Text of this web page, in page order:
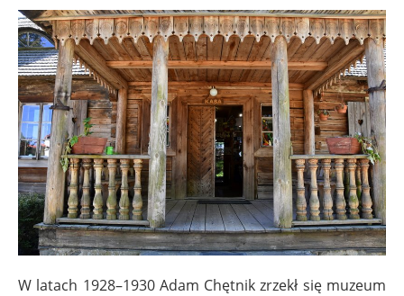
W latach 1928–1930 Adam Chętnik zrzekł się muzeum